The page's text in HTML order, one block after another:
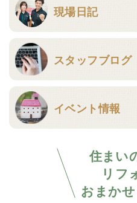
現場日記
スタッフブログ
イベント情報
住まい
リフ
おまか